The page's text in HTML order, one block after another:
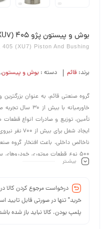
بوش و پیستون پژو 405 (XU7) قائم
405 (XU7) Piston And Bushing
برند: قائم دسته : بوش و پیستون,
گروه صنعتی قائم، به عنوان
خاورمیانه با
تأمین، توزیع و صادرات انواع قطعات
ایجاد شغل
ناخالص داخلی، باعث افتخار گروه
500 نوع قطعات موتوری
صنعتی قائم متشکل از شرکت های کیهان
ماشین سازی و خدمات فنی
وسعت 80000 متر مربع در شهر مقدس مشهد واقع شده اند.
بیشـتر
درخواست مرجوع کردن کالا
خرید" تنها در صورتی قابل تایید
پلمپ بودن، کالا نباید باز شده